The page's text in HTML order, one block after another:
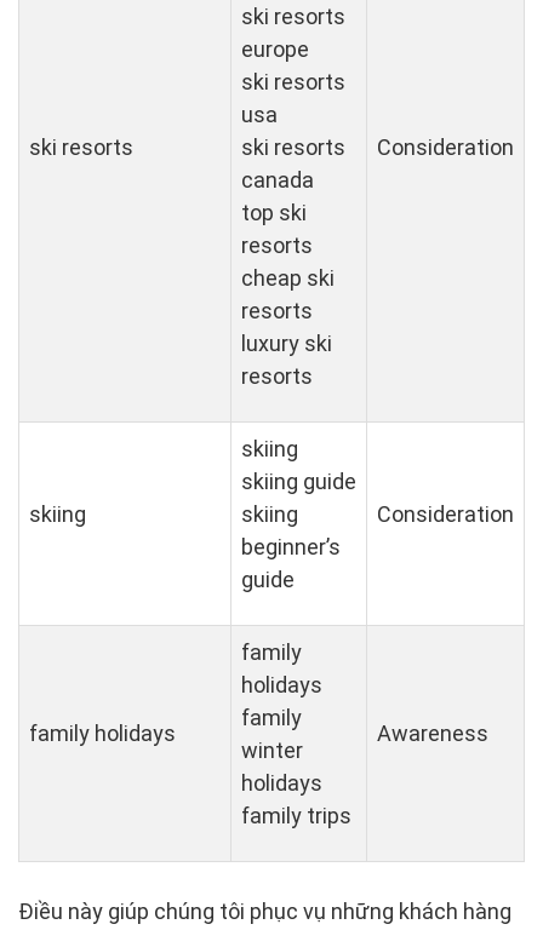
ski resorts
ski resorts
europe
ski resorts
usa
ski resorts
canada
top ski
resorts
cheap ski
resorts
luxury ski
resorts
Consideration
skiing
skiing
skiing guide
skiing
beginner’s
guide
Consideration
family holidays
family
holidays
family
winter
holidays
family trips
Awareness
Điều này giúp chúng tôi phục vụ những khách hàng